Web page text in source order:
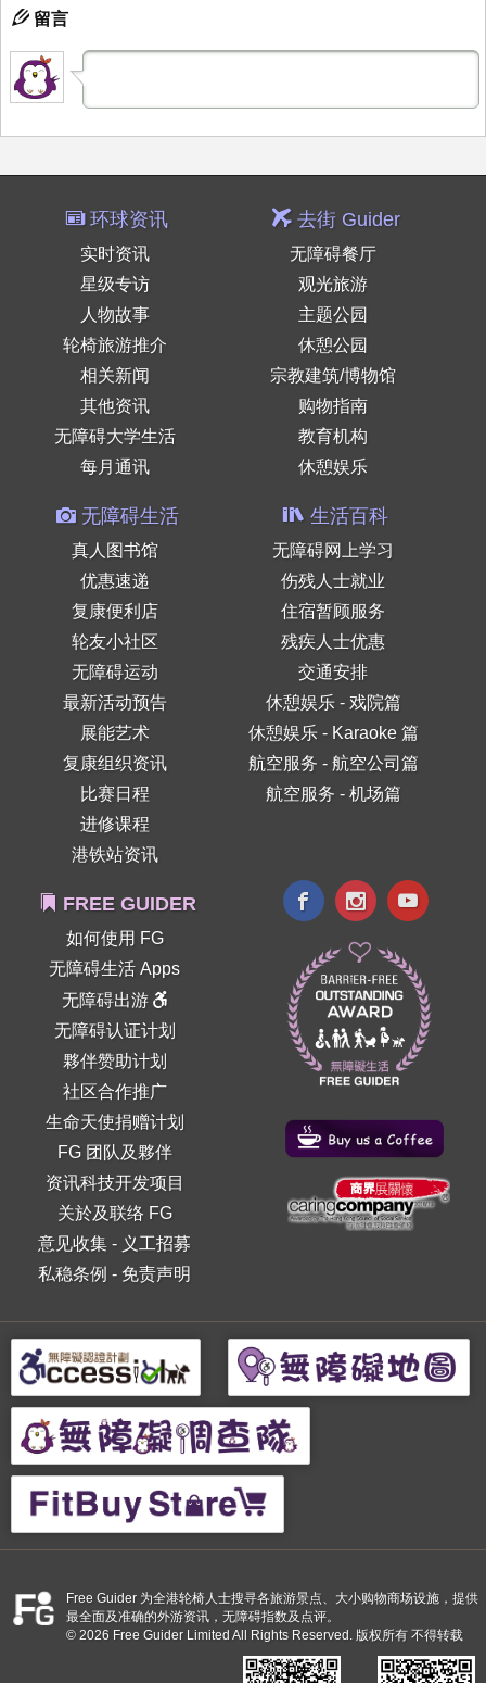
留言
环球资讯
实时资讯
星级专访
人物故事
轮椅旅游推介
相关新闻
其他资讯
无障碍大学生活
每月通讯
去街 Guider
无障碍餐厅
观光旅游
主题公园
休憩公园
宗教建筑/博物馆
购物指南
教育机构
休憩娱乐
无障碍生活
真人图书馆
优惠速递
复康便利店
轮友小社区
无障碍运动
最新活动预告
展能艺术
复康组织资讯
比赛日程
进修课程
港铁站资讯
生活百科
无障碍网上学习
伤残人士就业
住宿暂顾服务
残疾人士优惠
交通安排
休憩娱乐 - 戏院篇
休憩娱乐 - Karaoke 篇
航空服务 - 航空公司篇
航空服务 - 机场篇
FREE GUIDER
如何使用 FG
无障碍生活 Apps
无障碍出游
无障碍认证计划
夥伴赞助计划
社区合作推广
生命天使捐赠计划
FG 团队及夥伴
资讯科技开发项目
关於及联络 FG
意见收集 - 义工招募
私稳条例 - 免责声明
Free Guider 为全港轮椅人士搜寻各旅游景点、大小购物商场设施，提供
最全面及准确的外游资讯，无障碍指数及点评。
© 2026 Free Guider Limited All Rights Reserved. 版权所有 不得转载